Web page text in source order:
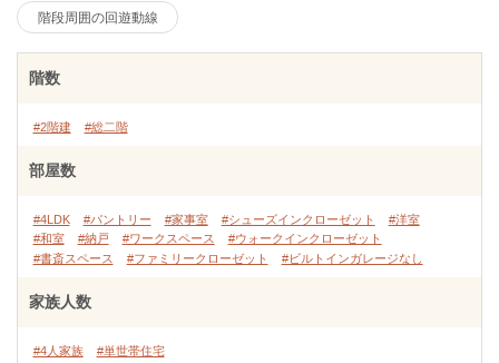
階段周囲の回遊動線
階数
#2階建 #総二階
部屋数
#4LDK #パントリー #家事室 #シューズインクローゼット
#洋室
#和室
#納戸 #ワークスペース
#ウォークインクローゼット
#書斎スペース
#ファミリークローゼット #ビルトインガレージなし
家族人数
#4人家族 #単世帯住宅